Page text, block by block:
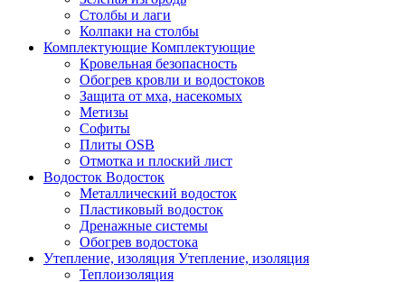
Столбы и лаги
Колпаки на столбы
Комплектующие Комплектующие
Кровельная безопасность
Обогрев кровли и водостоков
Защита от мха, насекомых
Метизы
Софиты
Плиты OSB
Отмотка и плоский лист
Водосток Водосток
Металлический водосток
Пластиковый водосток
Дренажные системы
Обогрев водостока
Утепление, изоляция Утепление, изоляция
Теплоизоляция